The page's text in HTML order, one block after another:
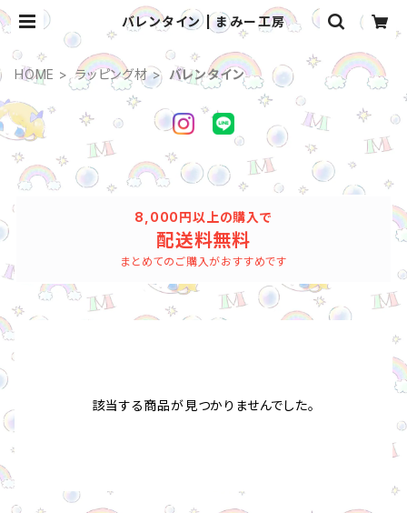
バレンタイン | まみー工房
HOME ラッピング材 バレンタイン
8,000円以上の購入で
配送料無料
まとめてのご購入がおすすめです
該当する商品が見つかりませんでした。